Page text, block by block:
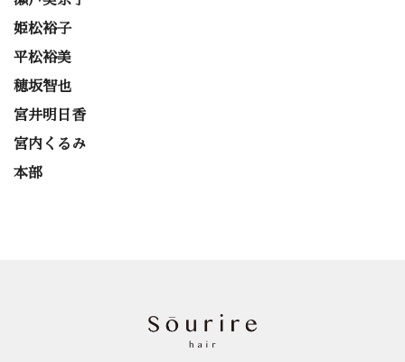
姫松裕子
平松裕美
穂坂智也
宮井明日香
宮内くるみ
本部